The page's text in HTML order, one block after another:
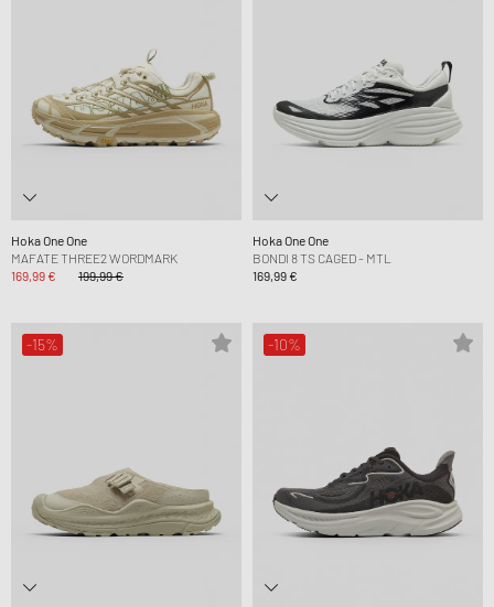
Hoka One One
MAFATE THREE2 WORDMARK
169,99 €
199,99 €
Hoka One One
BONDI 8 TS CAGED - MTL
169,99 €
-15% -10%